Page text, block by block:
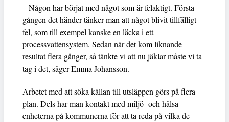
– Någon har börjat med något som är felaktigt. Första
gången det händer tänker man att något blivit tillfälligt
fel, som till exempel kanske en läcka i ett
processvattensystem. Sedan när det kom liknande
resultat flera gånger, så tänkte vi att nu jäklar måste vi ta
tag i det, säger Emma Johansson.
Arbetet med att söka källan till utsläppen görs på flera
plan. Dels har man kontakt med miljö- och hälsa-
enheterna på kommunerna för att ta reda på vilka de